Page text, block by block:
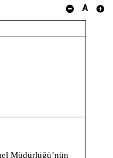
A
Müdürlüğü’nün